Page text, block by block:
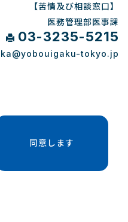
【苦情及び相談窓口】
医務管理部医事課
03-3235-5215
tokyo.jp
同意します